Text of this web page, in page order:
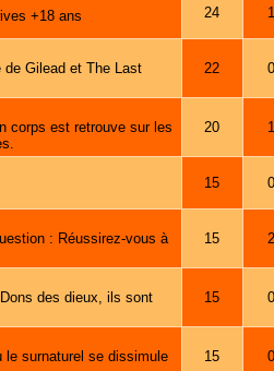
+18 ans
24 1
Gilead et The Last
22 0
corps est retrouve sur les
20 1
15 0
: Réussirez-vous à
15 2
des dieux, ils sont
15 0
le surnaturel se dissimule
15 0